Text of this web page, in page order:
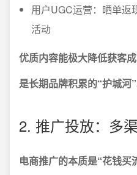
用户UGC运营：晒单返
活动
优质内容能极大降低获客
是长期品牌积累的“护城河”
2. 推广投放：多
电商推广的本质是“花钱